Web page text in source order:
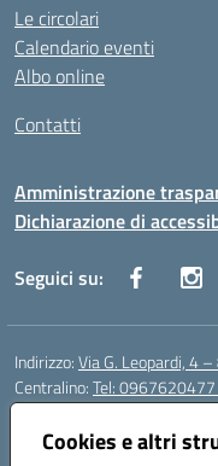
Cookies e altri
Le circolari
Calendario eventi
Albo online
Contatti
Amministrazione
Dichiarazione di
Seguici su:
Indirizzo:Via G. Leopardi, 4
Centralino:Tel:
Email:
Posta elettronica certificata